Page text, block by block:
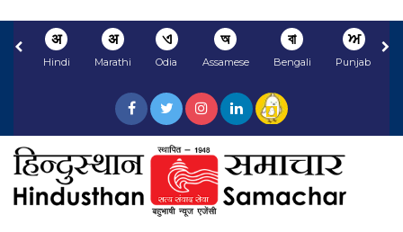
अ
Hindi
अ
Marathi
ଏ
Odia
অ
Assamese
বা
Bengali
ਅ
Punjabi